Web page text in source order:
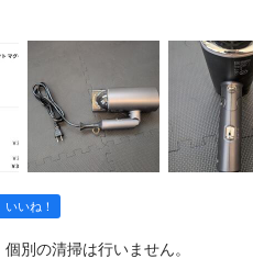
いいね！
別の清掃は行いません。